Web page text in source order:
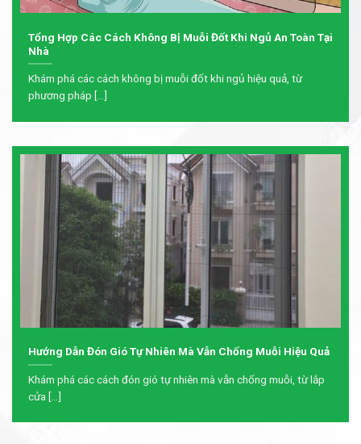
Tổng Hợp Các Cách Không Bị Muỗi Đốt Khi Ngủ An Toàn Tại
Nhà
Khám phá các cách không bị muỗi đốt khi ngủ hiệu quả, từ
phương pháp [...]
Hướng Dẫn Đón Gió Tự Nhiên Mà Vẫn Chống Muỗi Hiệu Quả
Khám phá các cách đón gió tự nhiên mà vẫn chống muỗi, từ lắp
cửa [...]